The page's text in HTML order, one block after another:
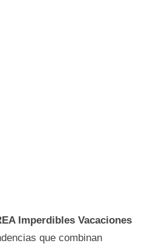
Imperdibles Vacaciones
que combinan